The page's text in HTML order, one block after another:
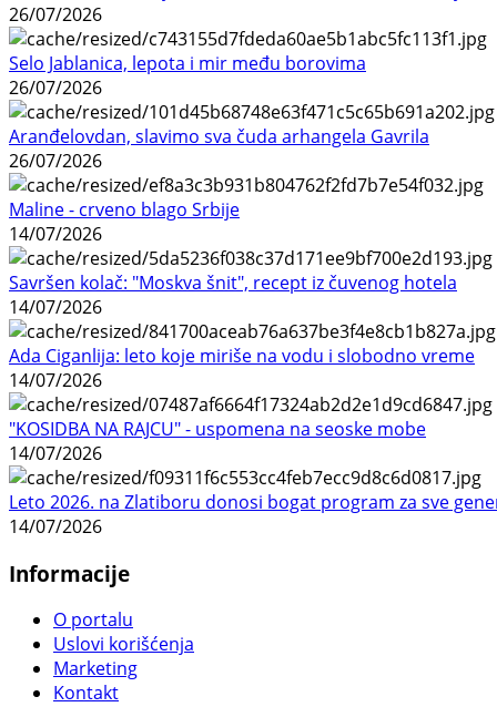
26/07/2026
Selo Jablanica, lepota i mir među borovima
26/07/2026
Aranđelovdan, slavimo sva čuda arhangela Gavrila
26/07/2026
Maline - crveno blago Srbije
14/07/2026
Savršen kolač: "Moskva šnit", recept iz čuvenog hotela
14/07/2026
Ada Ciganlija: leto koje miriše na vodu i slobodno vreme
14/07/2026
"KOSIDBA NA RAJCU" - uspomena na seoske mobe
14/07/2026
Leto 2026. na Zlatiboru donosi bogat program za sve
14/07/2026
Informacije
O portalu
Uslovi korišćenja
Marketing
Kontakt